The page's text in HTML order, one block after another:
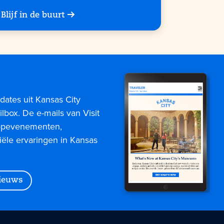
Blijf in de buurt
uit Kansas City
De e-mails van Visit
ervaringen in Kansas